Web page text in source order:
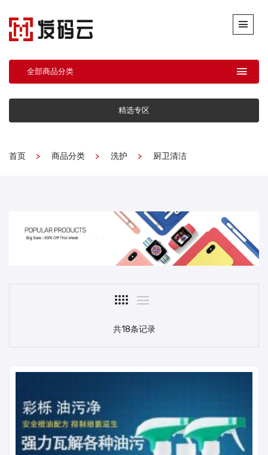
全部商品分类
精选专区
首页 商品分类 洗护 厨卫清洁
共18条记录